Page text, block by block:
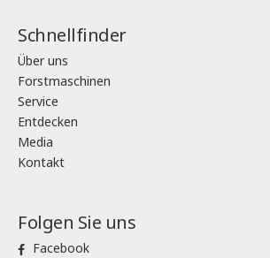
Schnellfinder
Über uns
Forstmaschinen
Service
Entdecken
Media
Kontakt
Folgen Sie uns
Facebook